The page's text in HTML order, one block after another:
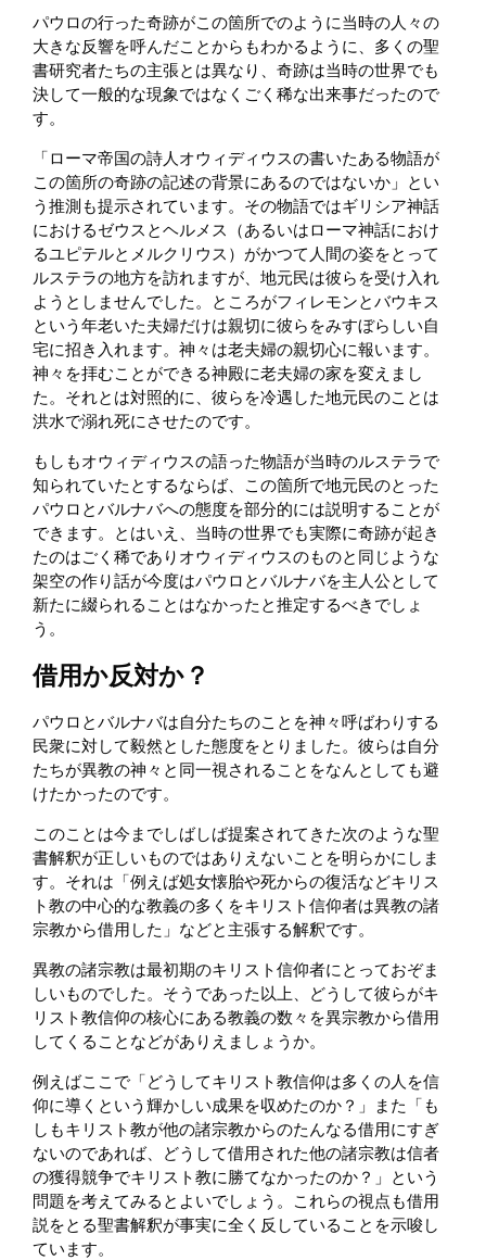
パウロの行った奇跡がこの箇所でのように当時の人々の
大きな反響を呼んだことからもわかるように、多くの聖
書研究者たちの主張とは異なり、奇跡は当時の世界でも
決して一般的な現象ではなくごく稀な出来事だったので
す。
「ローマ帝国の詩人オウィディウスの書いたある物語が
この箇所の奇跡の記述の背景にあるのではないか」とい
う推測も提示されています。その物語ではギリシア神話
におけるゼウスとヘルメス（あるいはローマ神話におけ
るユピテルとメルクリウス）がかつて人間の姿をとって
ルステラの地方を訪れますが、地元民は彼らを受け入れ
ようとしませんでした。ところがフィレモンとバウキス
という年老いた夫婦だけは親切に彼らをみすぼらしい自
宅に招き入れます。神々は老夫婦の親切心に報います。
神々を拝むことができる神殿に老夫婦の家を変えまし
た。それとは対照的に、彼らを冷遇した地元民のことは
洪水で溺れ死にさせたのです。
もしもオウィディウスの語った物語が当時のルステラで
知られていたとするならば、この箇所で地元民のとった
パウロとバルナバへの態度を部分的には説明することが
できます。とはいえ、当時の世界でも実際に奇跡が起き
たのはごく稀でありオウィディウスのものと同じような
架空の作り話が今度はパウロとバルナバを主人公として
新たに綴られることはなかったと推定するべきでしょ
う。
借用か反対か？
パウロとバルナバは自分たちのことを神々呼ばわりする
民衆に対して毅然とした態度をとりました。彼らは自分
たちが異教の神々と同一視されることをなんとしても避
けたかったのです。
このことは今までしばしば提案されてきた次のような聖
書解釈が正しいものではありえないことを明らかにしま
す。それは「例えば処女懐胎や死からの復活などキリス
ト教の中心的な教義の多くをキリスト信仰者は異教の諸
宗教から借用した」などと主張する解釈です。
異教の諸宗教は最初期のキリスト信仰者にとっておぞま
しいものでした。そうであった以上、どうして彼らがキ
リスト教信仰の核心にある教義の数々を異宗教から借用
してくることなどがありえましょうか。
例えばここで「どうしてキリスト教信仰は多くの人を信
仰に導くという輝かしい成果を収めたのか？」また「も
しもキリスト教が他の諸宗教からのたんなる借用にすぎ
ないのであれば、どうして借用された他の諸宗教は信者
の獲得競争でキリスト教に勝てなかったのか？」という
問題を考えてみるとよいでしょう。これらの視点も借用
説をとる聖書解釈が事実に全く反していることを示唆し
ています。